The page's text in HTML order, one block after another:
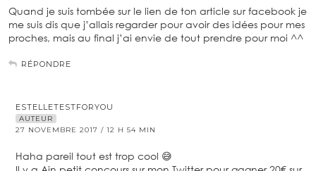
Quand je suis tombée sur le lien de ton article sur facebook je
me suis dis que j’allais regarder pour avoir des idées pour mes
proches, mais au final j’ai envie de tout prendre pour moi ^^
RÉPONDRE
ESTELLETESTFORYOU
AUTEUR
27 NOVEMBRE 2017 / 12 H 54 MIN
Haha pareil tout est trop cool 😅